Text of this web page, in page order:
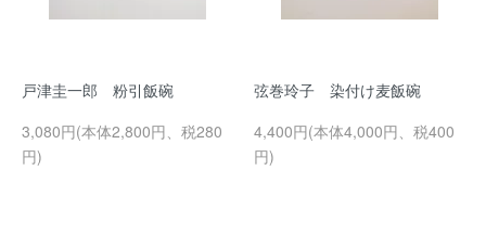
戸津圭一郎 粉引飯碗
3,080円(本体2,800円、税280
円)
弦巻玲子 染付け麦飯碗
4,400円(本体4,000円、税400
円)